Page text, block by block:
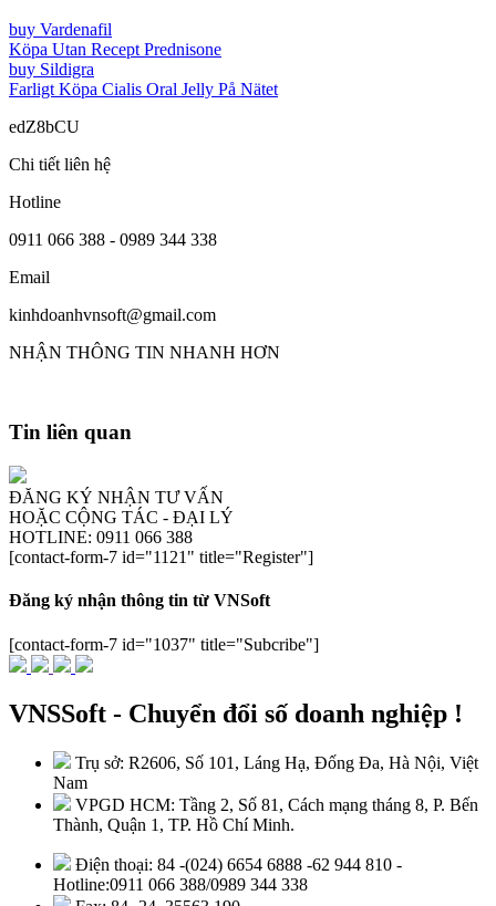
buy Vardenafil
Köpa Utan Recept Prednisone
buy Sildigra
Farligt Köpa Cialis Oral Jelly På Nätet
edZ8bCU
Chi tiết liên hệ
Hotline
0911 066 388 - 0989 344 338
Email
kinhdoanhvnsoft@gmail.com
NHẬN THÔNG TIN NHANH HƠN
Tin liên quan
ĐĂNG KÝ NHẬN TƯ VẤN
HOẶC CỘNG TÁC - ĐẠI LÝ
HOTLINE: 0911 066 388
[contact-form-7 id="1121" title="Register"]
Đăng ký nhận thông tin từ VNSoft
[contact-form-7 id="1037" title="Subcribe"]
VNSSoft - Chuyển đổi số doanh nghiệp !
Trụ sở: R2606, Số 101, Láng Hạ, Đống Đa, Hà Nội, Việt
Nam
VPGD HCM: Tầng 2, Số 81, Cách mạng tháng 8, P. Bến
Thành, Quận 1, TP. Hồ Chí Minh.
Điện thoại: 84 -(024) 6654 6888 -62 944 810 -
Hotline:0911 066 388/0989 344 338